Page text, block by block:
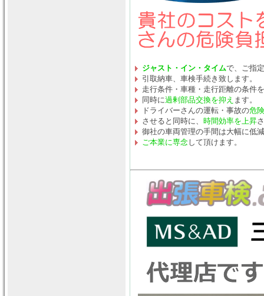
ジャスト・イン・タイムで、ご指
引取納車、車検手続き致します。
走行条件・車種・走行距離の条件
同時に過剰部品交換を抑え ます。
ドライバーさんの運転・事故の危
させると同時に、 時間効率を上昇
御社の車両管理の手間は大幅に低
ご本業に専念して頂けます。